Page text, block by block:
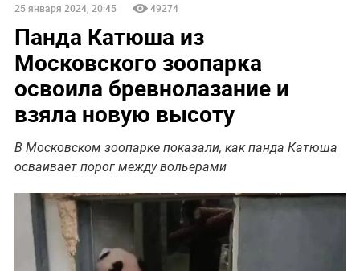
25 января 2024, 20:45 49274
Панда Катюша из
Московского зоопарка
освоила бревнолазание и
взяла новую высоту
В Московском зоопарке показали, как панда Катюша
осваивает порог между вольерами